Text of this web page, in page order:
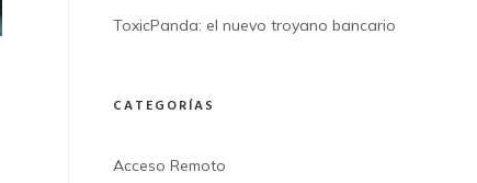
ToxicPanda: el nuevo troyano bancario
CATEGORÍAS
Acceso Remoto